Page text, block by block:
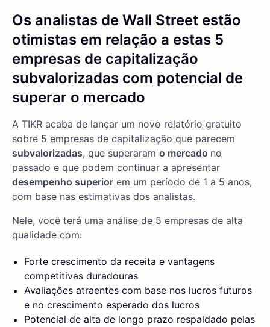
Os analistas de Wall Street estão
otimistas em relação a estas 5
empresas de capitalização
subvalorizadas com potencial de
superar o mercado
A TIKR acaba de lançar um novo relatório gratuito
sobre 5 empresas de capitalização que parecem
subvalorizadas, que superaram o mercado no
passado e que podem continuar a apresentar
desempenho superior em um período de 1 a 5 anos,
com base nas estimativas dos analistas.
Nele, você terá uma análise de 5 empresas de alta
qualidade com:
Forte crescimento da receita e vantagens
competitivas duradouras
Avaliações atraentes com base nos lucros futuros
e no crescimento esperado dos lucros
Potencial de alta de longo prazo respaldado pelas